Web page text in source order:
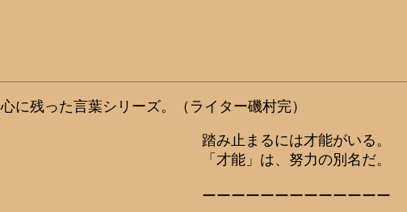
心に残った言葉シリーズ。（ライター磯村完）
踏み止まるには才能がいる。
「才能」は、努力の別名だ。
ーーーーーーーーーーーーー